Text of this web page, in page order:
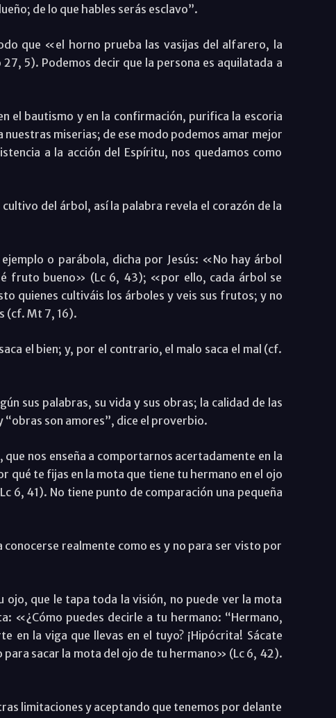
de lo que hables serás esclavo”.
que «el horno prueba las vasijas del alfarero, la
5). Podemos decir que la persona es aquilatada a
el bautismo y en la confirmación, purifica la escoria
miserias; de ese modo podemos amar mejor
a la acción del Espíritu, nos quedamos como
del árbol, así la palabra revela el corazón de la
o parábola, dicha por Jesús: «No hay árbol
fruto bueno» (Lc 6, 43); «por ello, cada árbol se
quienes cultiváis los árboles y veis sus frutos; y no
(cf. Mt 7, 16).
el bien; y, por el contrario, el malo saca el mal (cf.
sus palabras, su vida y sus obras; la calidad de las
son amores”, dice el proverbio.
nos enseña a comportarnos acertadamente en la
qué te fijas en la mota que tiene tu hermano en el ojo
6, 41). No tiene punto de comparación una pequeña
realmente como es y no para ser visto por
ojo, que le tapa toda la visión, no puede ver la mota
«¿Cómo puedes decirle a tu hermano: “Hermano,
en la viga que llevas en el tuyo? ¡Hipócrita! Sácate
sacar la mota del ojo de tu hermano» (Lc 6, 42).
limitaciones y aceptando que tenemos por delante